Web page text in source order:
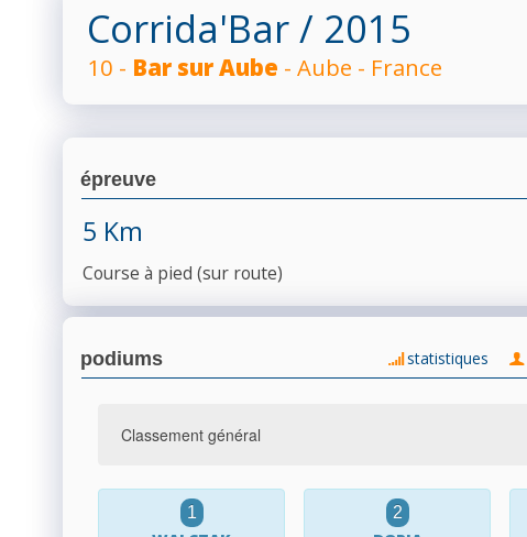
Corrida'Bar/ 2015
10 - Bar sur Aube - Aube - France
épreuve
5 Km
Course à pied (sur route)
podiums statistiques
1 2